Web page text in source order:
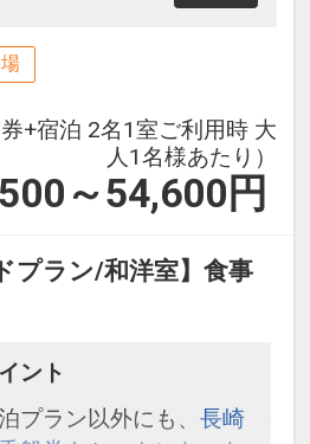
券+宿泊 2名1室ご利用時 大
人1名様あたり）
～54,600 円
プラン/和洋室】食事
ント
プラン以外にも、長崎